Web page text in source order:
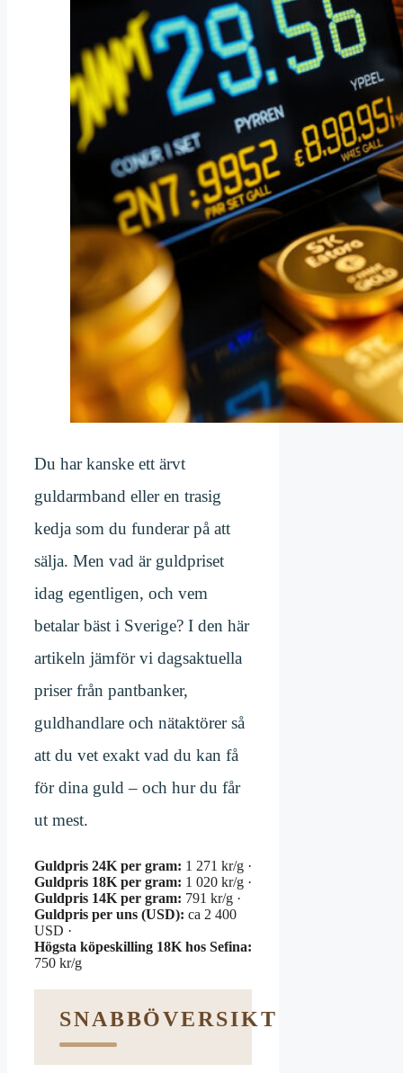
Du har kanske ett ärvt
guldarmband eller en trasig
kedja som du funderar på att
sälja. Men vad är guldpriset
idag egentligen, och vem
betalar bäst i Sverige? I den här
artikeln jämför vi dagsaktuella
priser från pantbanker,
guldhandlare och nätaktörer så
att du vet exakt vad du kan få
för dina guld – och hur du får
ut mest.
Guldpris 24K per gram: 1 271 kr/g ·
Guldpris 18K per gram: 1 020 kr/g ·
Guldpris 14K per gram: 791 kr/g ·
Guldpris per uns (USD): ca 2 400
USD ·
Högsta köpeskilling 18K hos Sefina:
750 kr/g
SNABBÖVERSIKT